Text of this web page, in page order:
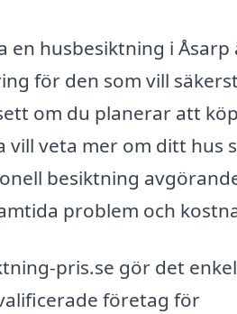
en husbesiktning i Åsarp
för den som vill
om du planerar att
vill veta mer om ditt hus
besiktning
problem och
pris.se gör det
företag för